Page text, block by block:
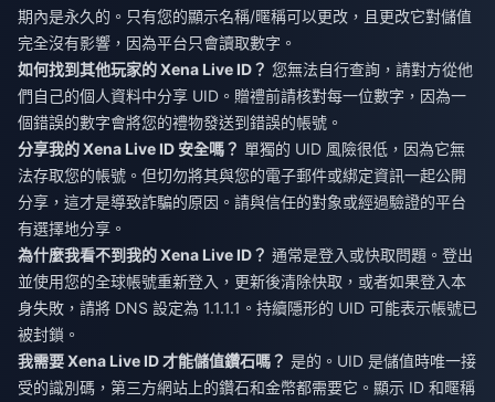
期內是永久的。只有您的顯示名稱/暱稱可以更改，且更改它對儲值
完全沒有影響，因為平台只會讀取數字。
如何找到其他玩家的 Xena Live ID？ 您無法自行查詢，請對方從他
們自己的個人資料中分享 UID。贈禮前請核對每一位數字，因為一
個錯誤的數字會將您的禮物發送到錯誤的帳號。
分享我的 Xena Live ID 安全嗎？ 單獨的 UID 風險很低，因為它無
法存取您的帳號。但切勿將其與您的電子郵件或綁定資訊一起公開
分享，這才是導致詐騙的原因。請與信任的對象或經過驗證的平台
有選擇地分享。
為什麼我看不到我的 Xena Live ID？ 通常是登入或快取問題。登出
並使用您的全球帳號重新登入，更新後清除快取，或者如果登入本
身失敗，請將 DNS 設定為 1.1.1.1。持續隱形的 UID 可能表示帳號已
被封鎖。
我需要 Xena Live ID 才能儲值鑽石嗎？ 是的。UID 是儲值時唯一接
受的識別碼，第三方網站上的鑽石和金幣都需要它。顯示 ID 和暱稱